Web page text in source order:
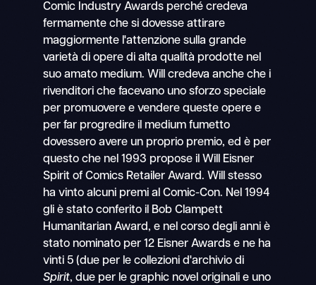
Comic Industry Awards perché credeva
fermamente che si dovesse attirare
maggiormente l'attenzione sulla grande
varietà di opere di alta qualità prodotte nel
suo amato medium. Will credeva anche che i
rivenditori che facevano uno sforzo speciale
per promuovere e vendere queste opere e
per far progredire il medium fumetto
dovessero avere un proprio premio, ed è per
questo che nel 1993 propose il Will Eisner
Spirit of Comics Retailer Award. Will stesso
ha vinto alcuni premi al Comic-Con. Nel 1994
gli è stato conferito il Bob Clampett
Humanitarian Award, e nel corso degli anni è
stato nominato per 12 Eisner Awards e ne ha
vinti 5 (due per le collezioni d'archivio di
Spirit, due per le graphic novel originali e uno